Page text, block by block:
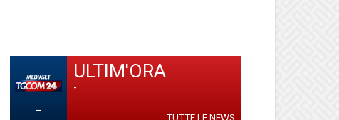
-
ULTIM'ORA
-
TUTTE LE NEWS